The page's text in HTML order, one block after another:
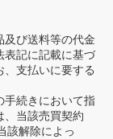
及び送料等の代金
表記に記載に基づ
、支払いに要する
手続きにおいて指
、当該売買契約
該解除によっ